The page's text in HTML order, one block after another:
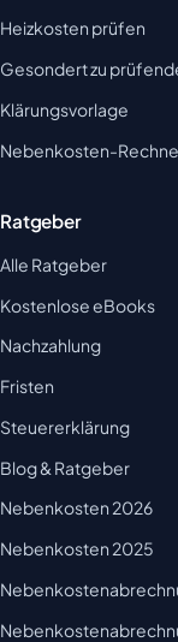
Heizkosten prüfen
Gesondert zu
Klärungsvorlage
Nebenkosten-
Ratgeber
Alle Ratgeber
Kostenlose eBooks
Nachzahlung
Fristen
Steuererklärung
Blog & Ratgeber
Nebenkosten 2026
Nebenkosten 2025